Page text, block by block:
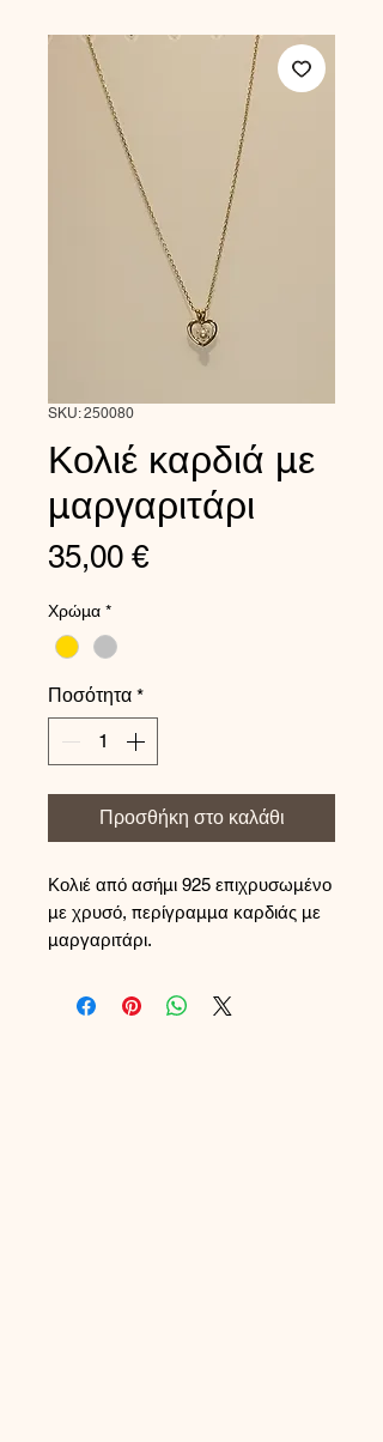
SKU: 250080
Κολιέ καρδιά με
μαργαριτάρι
35,00 €Τιμή
Χρώμα *
Ποσότητα *
Προσθήκη στο καλάθι
Κολιέ από ασήμι 925 επιχρυσωμένο
με χρυσό, περίγραμμα καρδιάς με
μαργαριτάρι.